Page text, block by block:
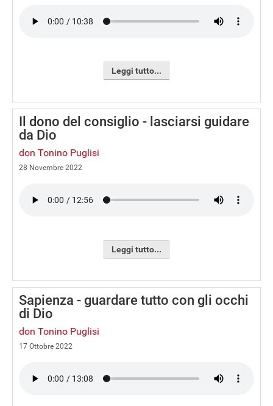
Leggi tutto...
Il dono del consiglio - lasciarsi guidare
da Dio
don Tonino Puglisi
28 Novembre 2022
Leggi tutto...
Sapienza - guardare tutto con gli occhi
di Dio
don Tonino Puglisi
17 Ottobre 2022